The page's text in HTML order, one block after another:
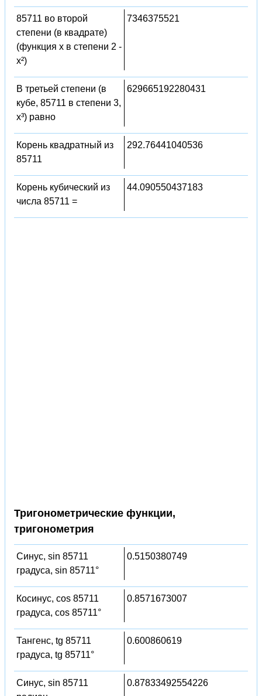
85711 во второй
степени (в квадрате)
(функция x в степени 2 -
x²)
7346375521
В третьей степени (в
кубе, 85711 в степени 3,
x³) равно
629665192280431
Корень квадратный из
85711
292.76441040536
Корень кубический из
числа 85711 =
44.090550437183
Тригонометрические функции,
тригонометрия
Синус, sin 85711
градуса, sin 85711°
0.5150380749
Косинус, cos 85711
градуса, cos 85711°
0.8571673007
Тангенс, tg 85711
градуса, tg 85711°
0.600860619
Синус, sin 85711
0.87833492554226